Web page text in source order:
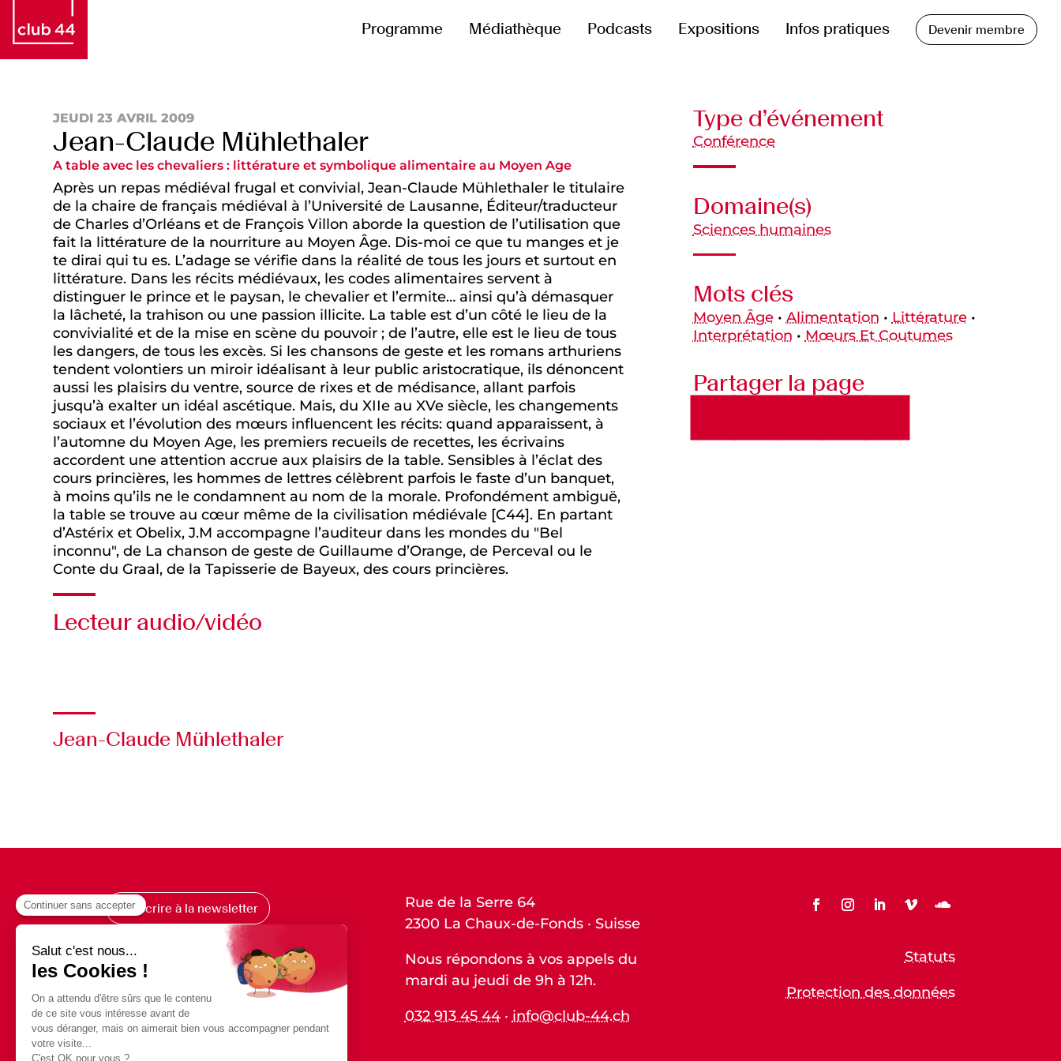
Programme Médiathèque Podcasts Expositions Infos pratiques Devenir membre
JEUDI 23 AVRIL 2009
Jean-Claude Mühlethaler
A table avec les chevaliers : littérature et symbolique alimentaire au Moyen Age
Après un repas médiéval frugal et convivial, Jean-Claude Mühlethaler le titulaire
de la chaire de français médiéval à l’Université de Lausanne, Éditeur/traducteur
de Charles d’Orléans et de François Villon aborde la question de l’utilisation que
fait la littérature de la nourriture au Moyen Âge. Dis-moi ce que tu manges et je
te dirai qui tu es. L’adage se vérifie dans la réalité de tous les jours et surtout en
littérature. Dans les récits médiévaux, les codes alimentaires servent à
distinguer le prince et le paysan, le chevalier et l’ermite… ainsi qu’à démasquer
la lâcheté, la trahison ou une passion illicite. La table est d’un côté le lieu de la
convivialité et de la mise en scène du pouvoir ; de l’autre, elle est le lieu de tous
les dangers, de tous les excès. Si les chansons de geste et les romans arthuriens
tendent volontiers un miroir idéalisant à leur public aristocratique, ils dénoncent
aussi les plaisirs du ventre, source de rixes et de médisance, allant parfois
jusqu’à exalter un idéal ascétique. Mais, du XIIe au XVe siècle, les changements
sociaux et l’évolution des mœurs influencent les récits: quand apparaissent, à
l’automne du Moyen Age, les premiers recueils de recettes, les écrivains
accordent une attention accrue aux plaisirs de la table. Sensibles à l’éclat des
cours princières, les hommes de lettres célèbrent parfois le faste d’un banquet,
à moins qu’ils ne le condamnent au nom de la morale. Profondément ambiguë,
la table se trouve au cœur même de la civilisation médiévale [C44]. En partant
d’Astérix et Obelix, J.M accompagne l’auditeur dans les mondes du "Bel
inconnu", de La chanson de geste de Guillaume d’Orange, de Perceval ou le
Conte du Graal, de la Tapisserie de Bayeux, des cours princières.
Lecteur audio/vidéo
Jean-Claude Mühlethaler
Type d’événement
Conférence
Domaine(s)
Sciences humaines
Mots clés
Moyen Âge• Alimentation • Littérature•
Interprétation • Mœurs Et Coutumes
Partager la page
S’inscrire à la newsletter
Rue de la Serre 64
2300 La Chaux-de-Fonds · Suisse
Nous répondons à vos appels du
mardi au jeudi de 9h à 12h.
032 913 45 44· info@club-44.ch
Statuts
Protection des données